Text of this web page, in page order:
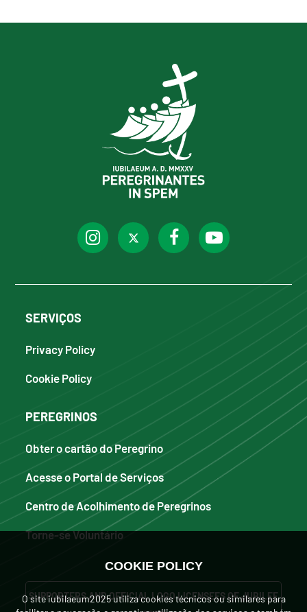
SERVIÇOS
Privacy Policy
Cookie Policy
PEREGRINOS
Obter o cartão do Peregrino
Acesse o Portal de Serviços
Centro de Acolhimento de Peregrinos
Torne-se Voluntário
SUPPORTERS AND OFFICIAL LOGO LICENSEES OF JUBILEE
COOKIE POLICY
O site iubilaeum2025 utiliza cookies técnicos ou similares para